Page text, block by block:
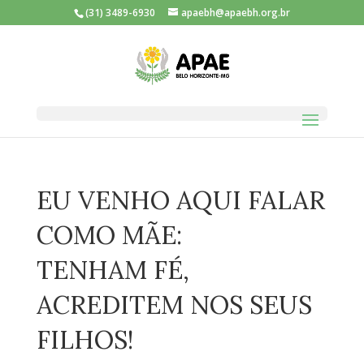
(31) 3489-6930 apaebh@apaebh.org.br
EU VENHO AQUI FALAR
COMO MÃE:
TENHAM FÉ,
ACREDITEM NOS SEUS
FILHOS!